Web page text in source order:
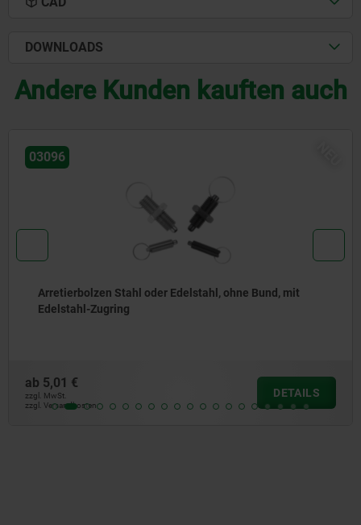
DOWNLOADS
Andere Kunden kauften auch
03092
Arretierbolzen Stahl oder Edelstahl, mit Edelstahl-
Zugring
ab4,66 €
zzgl. MwSt.
zzgl. Versandkosten
DETAILS